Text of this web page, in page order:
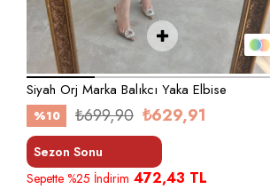
Siyah Orj Marka Balıkcı Yaka Elbise
%10 ₺629,91
₺699,90
Sezon Sonu
Sepette %25 İndirim 472,43 TL